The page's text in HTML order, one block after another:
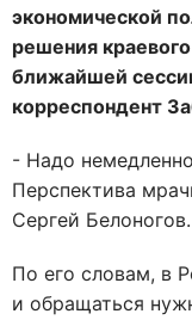
экономической
решения
ближайшей
корреспондент
- Надо
Перспектива
Сергей Белоногов.
По его словам, в
и обращаться